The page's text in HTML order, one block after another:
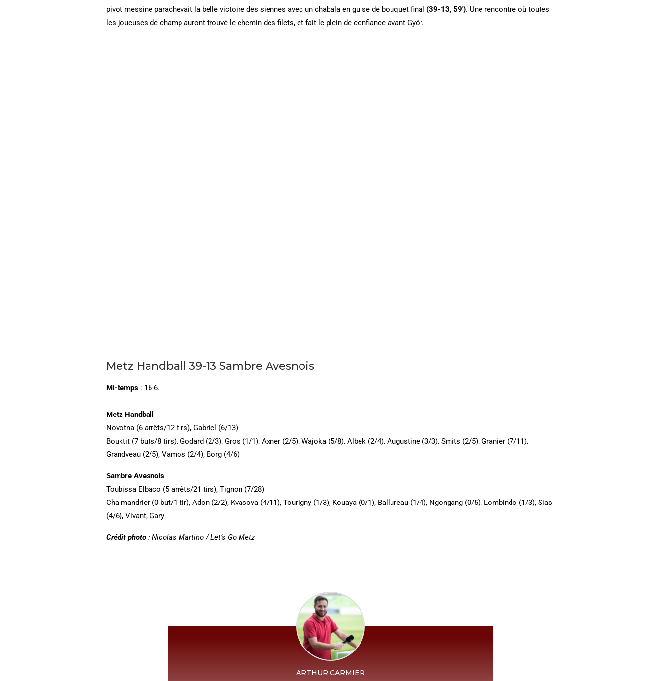
pivot messine parachevait la belle victoire des siennes avec un chabala en guise de bouquet final (39-13, 59′). Une rencontre où toutes
les joueuses de champ auront trouvé le chemin des filets, et fait le plein de confiance avant Györ.
Metz Handball 39-13 Sambre Avesnois
Mi-temps : 16-6.
Metz Handball
Novotna (6 arrêts/12 tirs), Gabriel (6/13)
Bouktit (7 buts/8 tirs), Godard (2/3), Gros (1/1), Axner (2/5), Wajoka (5/8), Albek (2/4), Augustine (3/3), Smits (2/5), Granier (7/11),
Grandveau (2/5), Vamos (2/4), Borg (4/6)
Sambre Avesnois
Toubissa Elbaco (5 arrêts/21 tirs), Tignon (7/28)
Chalmandrier (0 but/1 tir), Adon (2/2), Kvasova (4/11), Tourigny (1/3), Kouaya (0/1), Ballureau (1/4), Ngongang (0/5), Lombindo (1/3), Sias
(4/6), Vivant, Gary
Crédit photo : Nicolas Martino / Let’s Go Metz
ARTHUR CARMIER